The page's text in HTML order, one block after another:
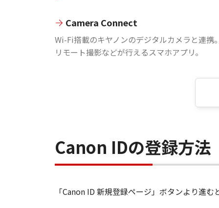
Camera Connect
Wi-Fi搭載のキヤノンのデジタルカメラと連携
リモート撮影などが行えるスマホアプリ。
Canon IDの登録方法
「Canon ID 新規登録ページ」ボタンより進